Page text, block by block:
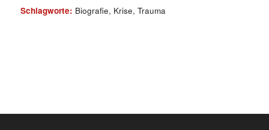
Schlagworte: Biografie, Krise, Trauma